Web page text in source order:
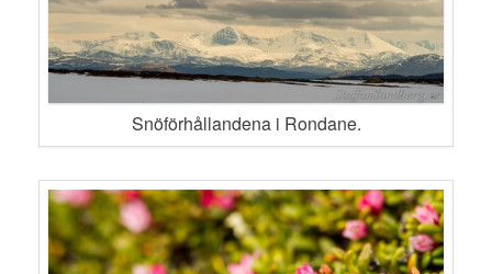
Snöförhållandena i Rondane.